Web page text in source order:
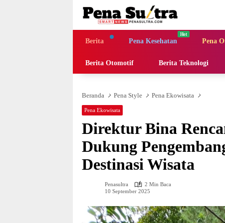
Berita Pena Kesehatan Pena
Berita Otomotif Berita Teknologi
Beranda Pena Style Pena Ekowisata
Pena Ekowisata
Direktur Bina
Dukung
Destinasi Wisata
Penasultra
2 Min Baca
10 September 2025